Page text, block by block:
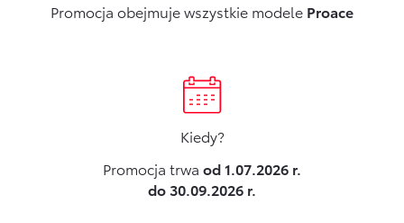
Promocja obejmuje wszystkie modele Proace
Kiedy?
Promocja trwa od 1.07.2026 r.
do 30.09.2026 r.